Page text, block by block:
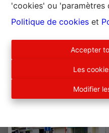
'cookies' ou 'paramètres
Politique de cookies et
Accepter
Les
Modifier